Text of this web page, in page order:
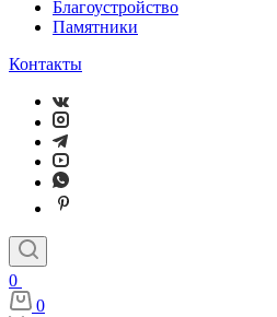
Благоустройство
Памятники
Контакты
0
0